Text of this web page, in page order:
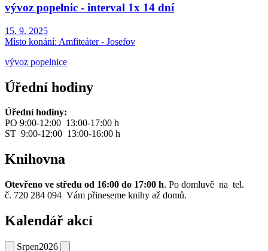
vývoz popelnic - interval 1x 14 dní
15. 9. 2025
Místo konání: Amfiteáter - Josefov
vývoz popelnice
Úřední hodiny
Úřední hodiny:
PO 9:00-12:00 13:00-17:00 h
ST 9:00-12:00 13:00-16:00 h
Knihovna
Otevřeno ve středu od 16:00 do 17:00 h. Po domluvě na tel.
č. 720 284 094 Vám přineseme knihy až domů.
Kalendář akcí
Srpen2026